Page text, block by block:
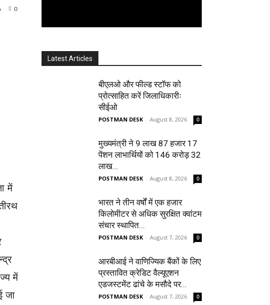
0
में
में
जा
Latest Articles
बीएलओ और फील्ड स्टॉफ को
प्रोत्साहित करें जिलाधिकारीः
सीईओ
POSTMAN DESK - August 8, 2026 0
मुख्यमंत्री ने 9 लाख 87 हजार 17
पेंशन लाभार्थियों को 146 करोड़ 32
लाख...
POSTMAN DESK - August 8, 2026 0
भारत ने तीन वर्षों में एक हजार
किलोमीटर से अधिक सुरक्षित क्वांटम
संचार स्थापित...
POSTMAN DESK - August 7, 2026 0
आरबीआई ने वाणिज्यिक बैंकों के लिए
प्रस्तावित क्रेडिट वैल्यूएशन
एडजस्टमेंट ढांचे के मसौदे पर...
POSTMAN DESK - August 7, 2026 0